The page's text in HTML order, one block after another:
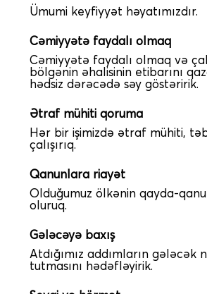
Ümumi keyfiyyət həyatımızdır.
Cəmiyyətə faydalı olmaq
Cəmiyyətə faydalı olmaq və
bölgənin əhalisinin etibarını
hədsiz dərəcədə səy göstəririk.
Ətraf mühiti qoruma
Hər bir işimizdə ətraf mühiti,
çalışırıq.
Qanunlara riayət
Olduğumuz ölkənin qayda-
oluruq.
Gələcəyə baxış
Atdığımız addımların gələcək
tutmasını hədəfləyirik.